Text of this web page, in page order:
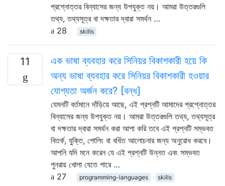
প্রশ্নোত্তর বিন্যাসের জন্য উপযুক্ত নয়। আমরা উত্তরগুলি
তথ্য, তথ্যসূত্র বা দক্ষতার দ্বারা সমর্থন …
28
skills
11
এক ভাষা ব্যবহার করে সিনিয়র বিকাশকারী হয়ে কি
অন্য ভাষা ব্যবহার করে সিনিয়র বিকাশকারী হওয়ার
যোগ্যতা অর্জন করে? [বন্ধ]
যেমনটি বর্তমানে দাঁড়িয়ে আছে, এই প্রশ্নটি আমাদের প্রশ্নোত্তর
বিন্যাসের জন্য উপযুক্ত নয়। আমরা উত্তরগুলি তথ্য, তথ্যসূত্র
বা দক্ষতার দ্বারা সমর্থন করা আশা করি তবে এই প্রশ্নটি সম্ভবত
বিতর্ক, যুক্তি, পোলিং বা বর্ধিত আলোচনার জন্য অনুরোধ করবে।
আপনি যদি মনে করেন যে এই প্রশ্নটি উন্নত এবং সম্ভবত
পুনরায় খোলা যেতে পারে …
27
programming-languages skills